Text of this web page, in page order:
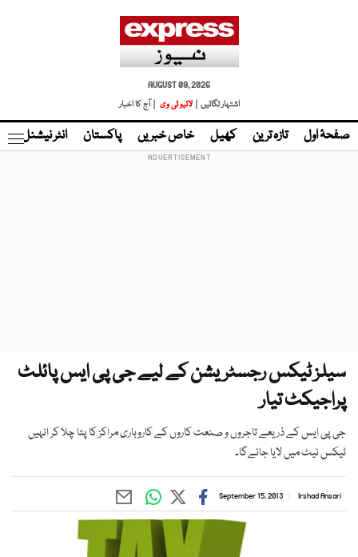
AUGUST 09, 2026
اشتہار لگائیں |
لائیو ٹی وی | آج کا اخبار
صفحۂ اول تازہ ترین کھیل خاص خبریں پاکستان انٹر نیشنل
سیلز ٹیکس رجسٹریشن کے لیے جی پی ایس پائلٹ
پراجیکٹ تیار
جی پی ایس کے ذریعے تاجروں و صنعت کاروں کے کاروباری مراکز کا پتا چلا کر انہیں
ٹیکس نیٹ میں لایا جائےگا۔
Irshad Ansari
September 15, 2013